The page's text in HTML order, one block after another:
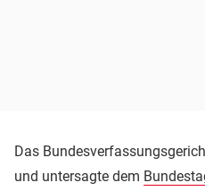
Das
und untersagte dem